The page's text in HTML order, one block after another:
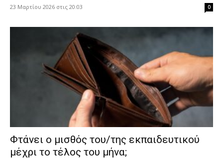
23 Μαρτίου 2026 στις 20:03 0
Φτάνει ο μισθός του/της εκπαιδευτικού
μέχρι το τέλος του μήνα;